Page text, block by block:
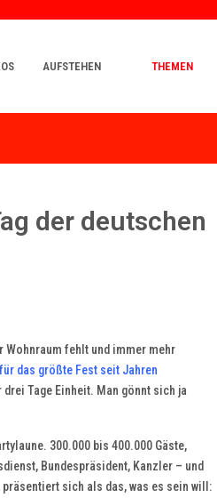
AUFSTEHEN THEMEN
der deutschen
Wohnraum fehlt und immer mehr
das größte Fest seit Jahren
Tage Einheit. Man gönnt sich ja
300.000 bis 400.000 Gäste,
Bundespräsident, Kanzler – und
sich als das, was es sein will: